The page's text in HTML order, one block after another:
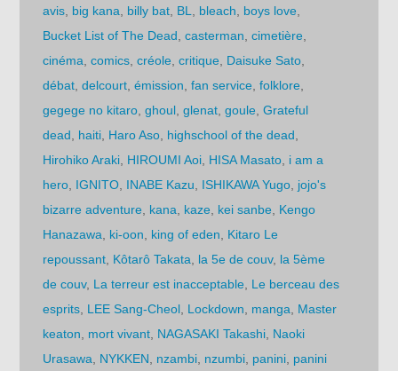
avis big kana billy bat BL bleach boys love
Bucket List of The Dead ,casterman ,cimetière
cinéma ,comics ,créole ,critique Daisuke Sato
débat ,delcourt ,émission ,fan service ,folklore
gegege no kitaro ,ghoul ,glenat ,goule ,Grateful
dead
haiti Haro Aso highschool of the dead
Hirohiko Araki HIROUMI Aoi HISA Masato i am a
hero IGNITO INABE Kazu ISHIKAWA Yugo jojo's
bizarre adventure kana kaze kei sanbe Kengo
Hanazawa
ki-oon king of eden
Kitaro Le
repoussant Kôtarô Takata la 5e de couv, la 5ème
de couv, La terreur est inacceptable Le berceau des
esprits LEE Sang-Cheol Lockdown manga
Master
keaton
mort vivant NAGASAKI Takashi Naoki
Urasawa
NYKKEN nzambi nzumbi panini panini